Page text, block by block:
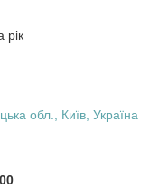
рік
обл., Київ, Україна